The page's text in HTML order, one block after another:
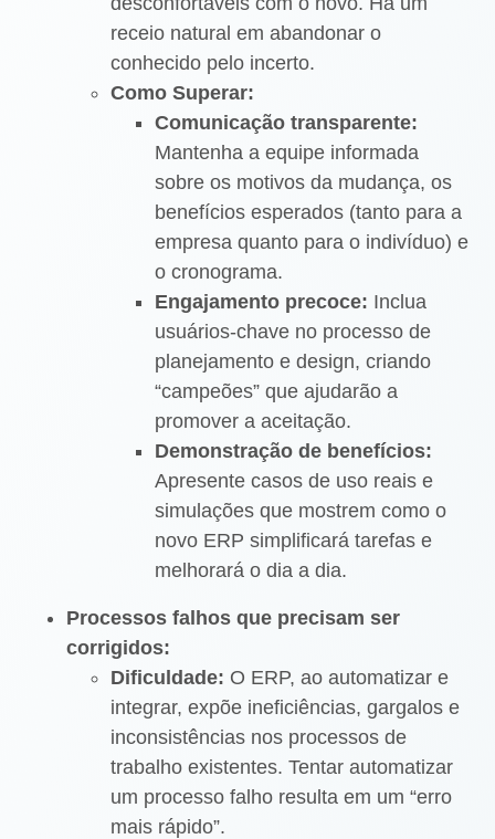
receio natural em abandonar o
conhecido pelo incerto.
Como Superar:
Comunicação transparente:
Mantenha a equipe informada
sobre os motivos da mudança, os
benefícios esperados (tanto para a
empresa quanto para o indivíduo) e
o cronograma.
Engajamento precoce: Inclua
usuários-chave no processo de
planejamento e design, criando
“campeões” que ajudarão a
promover a aceitação.
Demonstração de benefícios:
Apresente casos de uso reais e
simulações que mostrem como o
novo ERP simplificará tarefas e
melhorará o dia a dia.
Processos falhos que precisam ser
corrigidos:
Dificuldade: O ERP, ao automatizar e
integrar, expõe ineficiências, gargalos e
inconsistências nos processos de
trabalho existentes. Tentar automatizar
um processo falho resulta em um “erro
mais rápido”.